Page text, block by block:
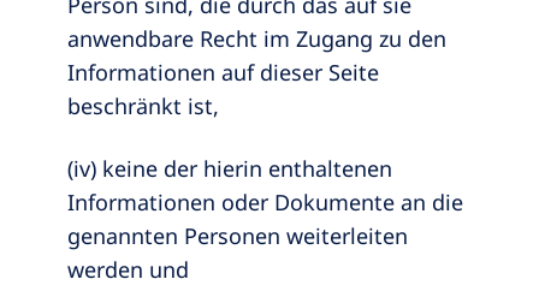
anwendbare Recht im Zugang zu den
Informationen auf dieser Seite
beschränkt ist,
(iv) keine der hierin enthaltenen
Informationen oder Dokumente an die
genannten Personen weiterleiten
werden und